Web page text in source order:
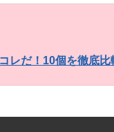
レだ！10個を徹底比